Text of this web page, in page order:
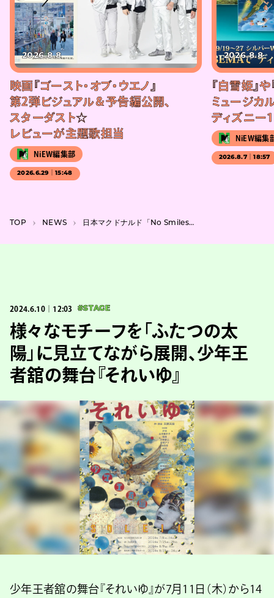
2026.8.8
映画『ゴースト・オブ・ウエノ』
第2弾ビジュアル＆予告編公開、
スターダスト☆
レビューが主題歌担当
NiEW編集部
2026.6.29｜15:48
2026.8.8
『白雪姫』
ミュージカル
ディズニー
NiEW編集
2026.8.7｜18:57
TOP NEWS 日本マクドナルド「No Smiles」キャンペーンがニューヨークの広告アワードで5冠受賞
2024.6.10｜12:03 #STAGE
様々なモチーフを「ふたつの太
陽」に見立てながら展開、少年王
者舘の舞台『それいゆ』
少年王者舘の舞台『それいゆ』が7月11日（木）から14